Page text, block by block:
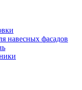
навесных фасадов